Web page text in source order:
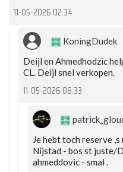
11-05-2026 02:34
KoningDudek
Deijl en Ahmedhodzic
CL. Deijl snel verkopen.
11-05-2026 06:33
Je hebt toch reserve
Nijstad - bos st juste/
ahmeddovic - smal .